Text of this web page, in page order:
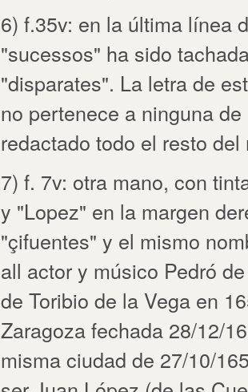
6) f.35v: en la última línea
"sucessos" ha sido
"disparates". La letra de
no pertenece a ninguna
redactado todo el resto
7) f. 7v: otra mano, con
y "Lopez" en la margen
"çifuentes" y el mismo
all actor y músico Pedró
de Toribio de la Vega en
Zaragoza fechada 28/12/
misma ciudad de 27/10/